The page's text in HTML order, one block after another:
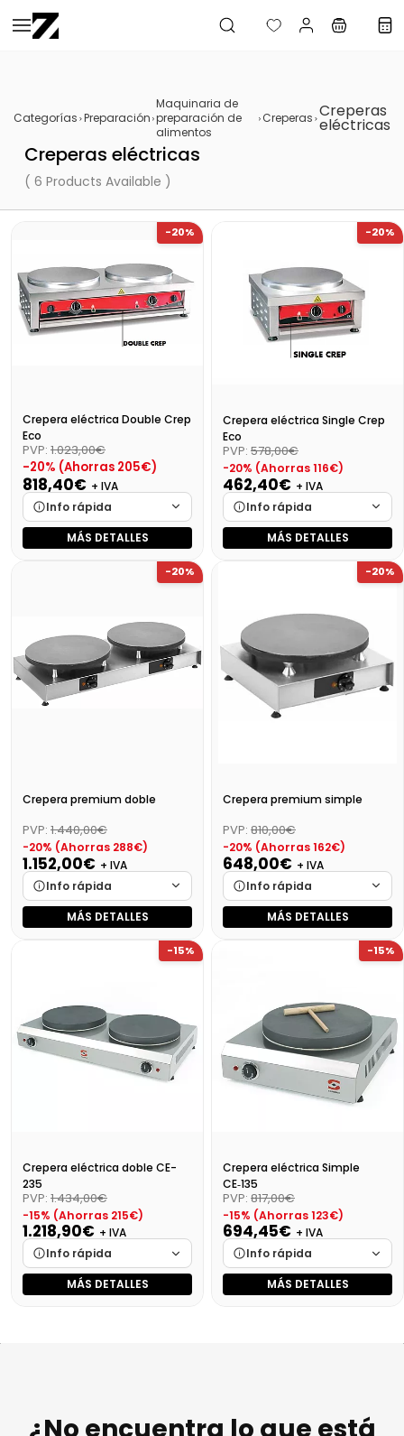
Saltar al
contenido
Categorías Preparación
Maquinaria de
preparación de
alimentos
Creperas Creperas
eléctricas
Creperas eléctricas
( 6 Products Available )
-20%
Crepera eléctrica Double Crep
Eco
PVP: 1.023,00€
-20% (Ahorras 205€)
818,40€ + IVA
Info rápida
Marca
Cargando…
Cargando…
Precio final (+21%) 990,26 €
MÁS DETALLES
-20%
Crepera eléctrica Single Crep
Eco
PVP: 578,00€
-20% (Ahorras 116€)
462,40€ + IVA
Info rápida
Marca
Cargando…
Cargando…
Precio final (+21%)
559,50 €
MÁS DETALLES
-20%
Crepera premium doble
PVP: 1.440,00€
-20% (Ahorras 288€)
1.152,00€ + IVA
Info rápida
Marca
Cargando…
Cargando…
Precio final (+21%)
MÁS DETALLES
-20%
Crepera premium simple
PVP: 810,00€
-20% (Ahorras 162€)
648,00€ + IVA
Info rápida
Marca
Cargando…
Cargando…
Precio final (+21%) 784,08 €
MÁS DETALLES
-15%
Crepera eléctrica doble CE-
235
PVP: 1.434,00€
-15% (Ahorras 215€)
1.218,90€ + IVA
Info rápida
Marca
Cargando…
MÁS DETALLES
-15%
Crepera eléctrica Simple
CE‑135
PVP: 817,00€
-15% (Ahorras 123€)
694,45€ + IVA
Info rápida
Marca
Cargando…
MÁS DETALLES